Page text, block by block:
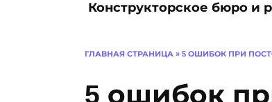
Конструкторское бюро и
ГЛАВНАЯ СТРАНИЦА » 5 ОШИБОК ПРИ
5 ошибок